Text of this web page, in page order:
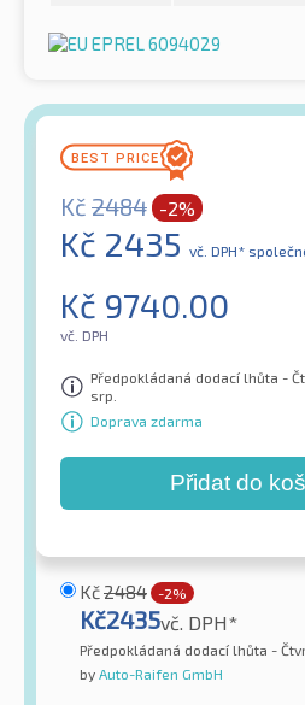
Kč 2484 -2%
Kč 2435 vč. DPH*
Kč 9740.00
vč. DPH
Předpokládaná dodací lhůta -
srp.
Doprava zdarma
Přidat do
Kč2484 -2%
Kč2435vč. DPH*
Předpokládaná dodací lhůta -
by Auto-Raifen GmbH